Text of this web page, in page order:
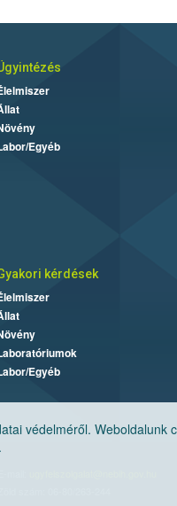
védelméről. Weboldalunk
Egyéb
kérdések
Egyéb